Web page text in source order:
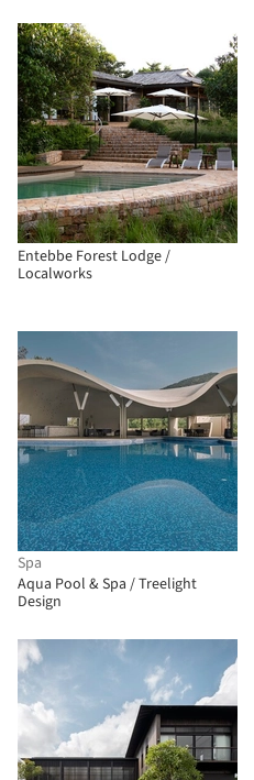
Entebbe Forest Lodge /
Localworks
Spa
Aqua Pool & Spa / Treelight
Design